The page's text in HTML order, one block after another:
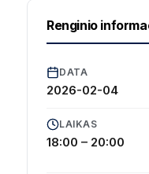
Renginio
DATA
2026-02-04
LAIKAS
18:00 – 20:00